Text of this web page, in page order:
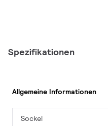
Spezifikationen
Allgemeine Informationen
Sockel